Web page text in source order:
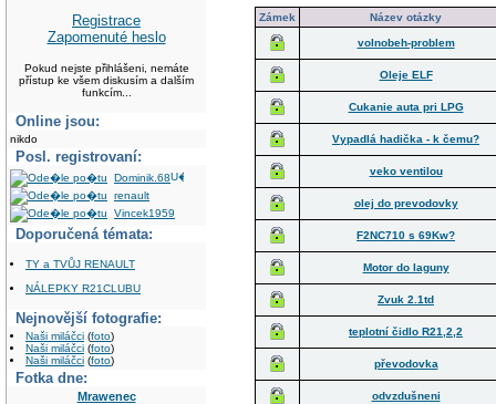
Registrace
Zapomenuté heslo
Pokud nejste přihlášeni, nemáte
přístup ke všem diskusím a dalším
funkcím...
Online jsou:
nikdo
Posl. registrovaní:
Dominik.68
renault
Vincek1959
Doporučená témata:
TY a TVŮJ RENAULT
NÁLEPKY R21CLUBU
Nejnovější fotografie:
Naši miláčci (foto)
Naši miláčci (foto)
Naši miláčci (foto)
Fotka dne:
Mrawenec
Zámek Název otázky
volnobeh-problem
Oleje ELF
Cukanie auta pri LPG
Vypadlá hadička - k čemu?
veko ventilou
olej do prevodovky
F2NC710 s 69Kw?
Motor do laguny
Zvuk 2.1td
teplotní čidlo R21,2,2
převodovka
odvzdušneni